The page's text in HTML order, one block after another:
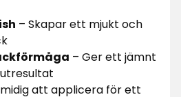
– Skapar ett mjukt och
– Ger ett jämnt
att applicera för ett